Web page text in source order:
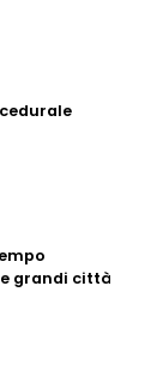
grandi città